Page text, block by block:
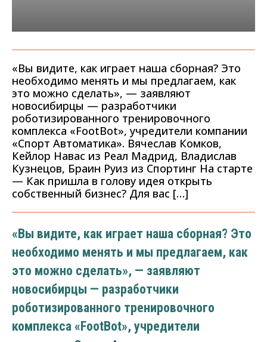
«Вы видите, как играет наша сборная? Это
необходимо менять и мы предлагаем, как
это можно сделать», — заявляют
новосибирцы — разработчики
роботизированного тренировочного
комплекса «FootBot», учредители компании
«Спорт Автоматика». Вячеслав Комков,
Кейлор Навас из Реал Мадрид, Владислав
Кузнецов, Браин Руиз из Спортинг На старте
— Как пришла в голову идея открыть
собственный бизнес? Для вас […]
«Вы видите, как играет наша сборная? Это
необходимо менять и мы предлагаем, как
это можно сделать», — заявляют
новосибирцы — разработчики
роботизированного тренировочного
комплекса «FootBot», учредители